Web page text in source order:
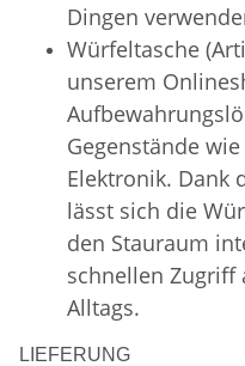
Dingen
Würfeltasche
unserem
Gegenstände
Elektronik. Dank
lässt sich die
den Stauraum
schnellen Zugriff
Alltags.
LIEFERUNG